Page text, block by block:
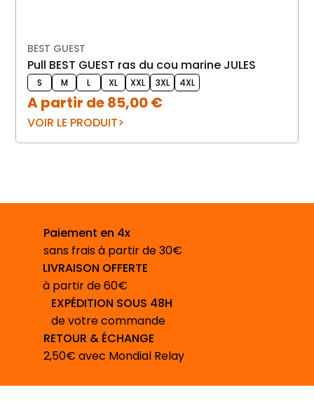
BEST GUEST
pull BEST GUEST ras du cou marine JULES
S M L XL XXL 3XL 4XL
A partir de85,00€
VOIR LE PRODUIT
Paiement en 4x
sans frais à partir de 30€
LIVRAISON OFFERTE
à partir de 60€
EXPÉDITION SOUS 48H
de votre commande
RETOUR & ÉCHANGE
2,50€ avec Mondial Relay